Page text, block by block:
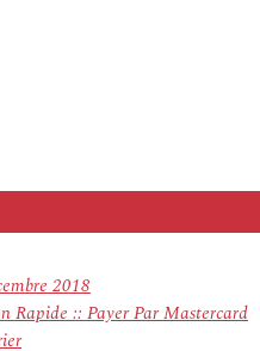
2018
Rapide :: Payer Par Mastercard